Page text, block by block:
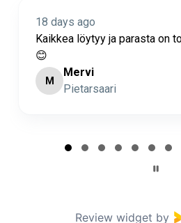
18 days ago
Kaikkea löytyy ja parasta on
Pietarsaari